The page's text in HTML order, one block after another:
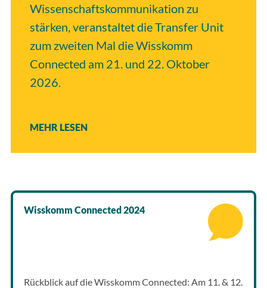
Wissenschaftskommunikation zu
stärken, veranstaltet die Transfer Unit
zum zweiten Mal die Wisskomm
Connected am 21. und 22. Oktober
2026.
MEHR LESEN
Wisskomm Connected 2024
Rückblick auf die Wisskomm Connected: Am 11. & 12.